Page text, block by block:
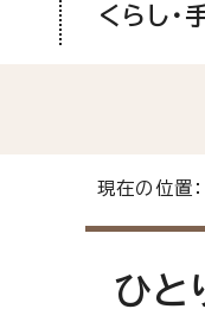
くらし・
現在の位置
ひと